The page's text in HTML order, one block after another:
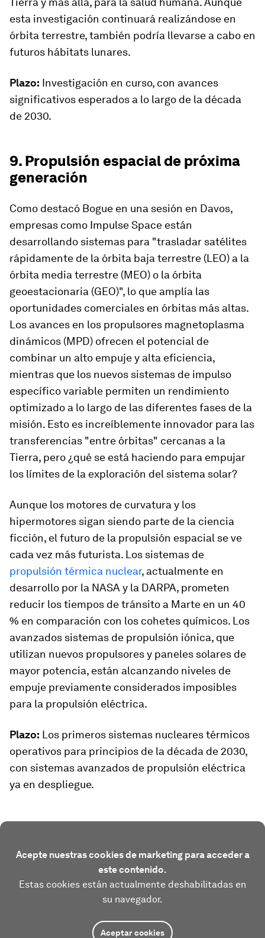
esta investigación continuará realizándose en
órbita terrestre, también podría llevarse a cabo en
futuros hábitats lunares.
Plazo: Investigación en curso, con avances
significativos esperados a lo largo de la década
de 2030.
9. Propulsión espacial de próxima
generación
Como destacó Bogue en una sesión en Davos,
empresas como Impulse Space están
desarrollando sistemas para "trasladar satélites
rápidamente de la órbita baja terrestre (LEO) a la
órbita media terrestre (MEO) o la órbita
geoestacionaria (GEO)", lo que amplía las
oportunidades comerciales en órbitas más altas.
Los avances en los propulsores magnetoplasma
dinámicos (MPD) ofrecen el potencial de
combinar un alto empuje y alta eficiencia,
mientras que los nuevos sistemas de impulso
específico variable permiten un rendimiento
optimizado a lo largo de las diferentes fases de la
misión. Esto es increíblemente innovador para las
transferencias "entre órbitas" cercanas a la
Tierra, pero ¿qué se está haciendo para empujar
los límites de la exploración del sistema solar?
Aunque los motores de curvatura y los
hipermotores sigan siendo parte de la ciencia
ficción, el futuro de la propulsión espacial se ve
cada vez más futurista. Los sistemas de
propulsión térmica nuclear, actualmente en
desarrollo por la NASA y la DARPA, prometen
reducir los tiempos de tránsito a Marte en un 40
% en comparación con los cohetes químicos. Los
avanzados sistemas de propulsión iónica, que
utilizan nuevos propulsores y paneles solares de
mayor potencia, están alcanzando niveles de
empuje previamente considerados imposibles
para la propulsión eléctrica.
Plazo: Los primeros sistemas nucleares térmicos
operativos para principios de la década de 2030,
con sistemas avanzados de propulsión eléctrica
ya en despliegue.
Acepte nuestras cookies de marketing para acceder a
este contenido.
Estas cookies están actualmente deshabilitadas en
su navegador.
Aceptar cookies